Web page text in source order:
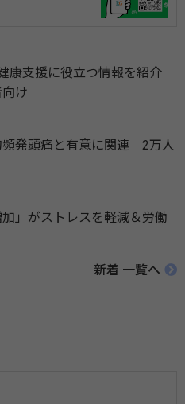
康支援に役立つ情報を紹介
け
頻発頭痛と有意に関連 2万人
」がストレスを軽減＆労働
新着 一覧へ